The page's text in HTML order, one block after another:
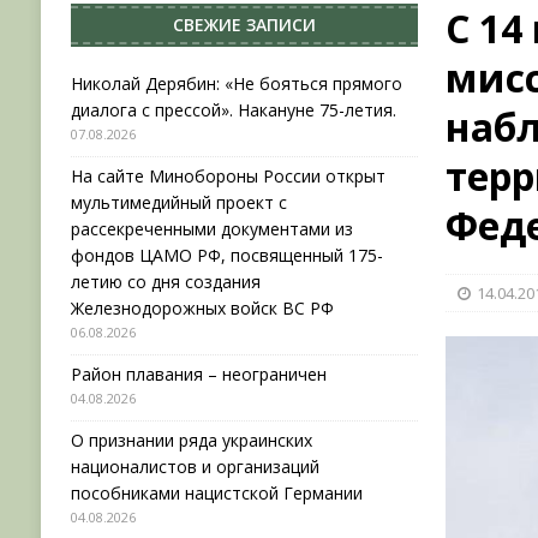
[ 04.08.2026 ] Район плавания – неограничен
[ 04.08.2026 ]
О признании ряда украинских
НОВОСТИ
[ 31.07.2026 ] АВГУСТ В ВОЕННОЙ ИСТОРИИ
[ 07.08.2026 ]
Николай Дерябин: «Не бояться
С 14
СВЕЖИЕ ЗАПИСИ
Николай Дерябин: «Не бояться прямого
диалога с прессой». Накануне 75-летия.
07.08.2026
На сайте Минобороны России открыт
мультимедийный проект с
рассекреченными документами из
фондов ЦАМО РФ, посвященный 175-
летию со дня создания
Железнодорожных войск ВС РФ
06.08.2026
Район плавания – неограничен
04.08.2026
О признании ряда украинских
националистов и организаций
пособниками нацистской Германии
04.08.2026